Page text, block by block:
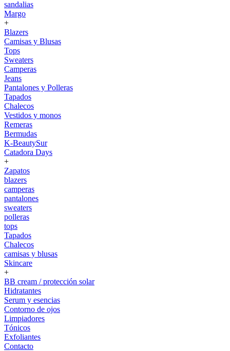
sandalias
Margo
+
Blazers
Camisas y Blusas
Tops
Sweaters
Camperas
Jeans
Pantalones y Polleras
Tapados
Chalecos
Vestidos y monos
Remeras
Bermudas
K-BeautySur
Catadora Days
+
Zapatos
blazers
camperas
pantalones
sweaters
polleras
tops
Tapados
Chalecos
camisas y blusas
Skincare
+
BB cream / protección solar
Hidratantes
Serum y esencias
Contorno de ojos
Limpiadores
Tónicos
Exfoliantes
Contacto